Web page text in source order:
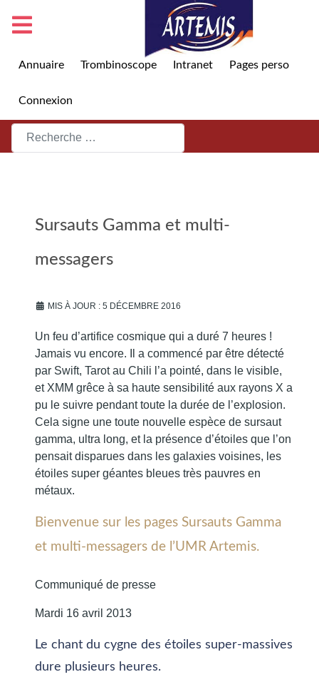
Annuaire Trombinoscope Intranet Pages perso
Connexion
Rechercher
Sursauts Gamma et multi-
messagers
MIS À JOUR : 5 DÉCEMBRE 2016
Un feu d’artifice cosmique qui a duré 7 heures !
Jamais vu encore. Il a commencé par être détecté
par Swift, Tarot au Chili l’a pointé, dans le visible,
et XMM grêce à sa haute sensibilité aux rayons X a
pu le suivre pendant toute la durée de l’explosion.
Cela signe une toute nouvelle espèce de sursaut
gamma, ultra long, et la présence d’étoiles que l’on
pensait disparues dans les galaxies voisines, les
étoiles super géantes bleues très pauvres en
métaux.
Bienvenue sur les pages Sursauts Gamma
et multi-messagers de l’UMR Artemis.
Communiqué de presse
Mardi 16 avril 2013
Le chant du cygne des étoiles super-massives
dure plusieurs heures.